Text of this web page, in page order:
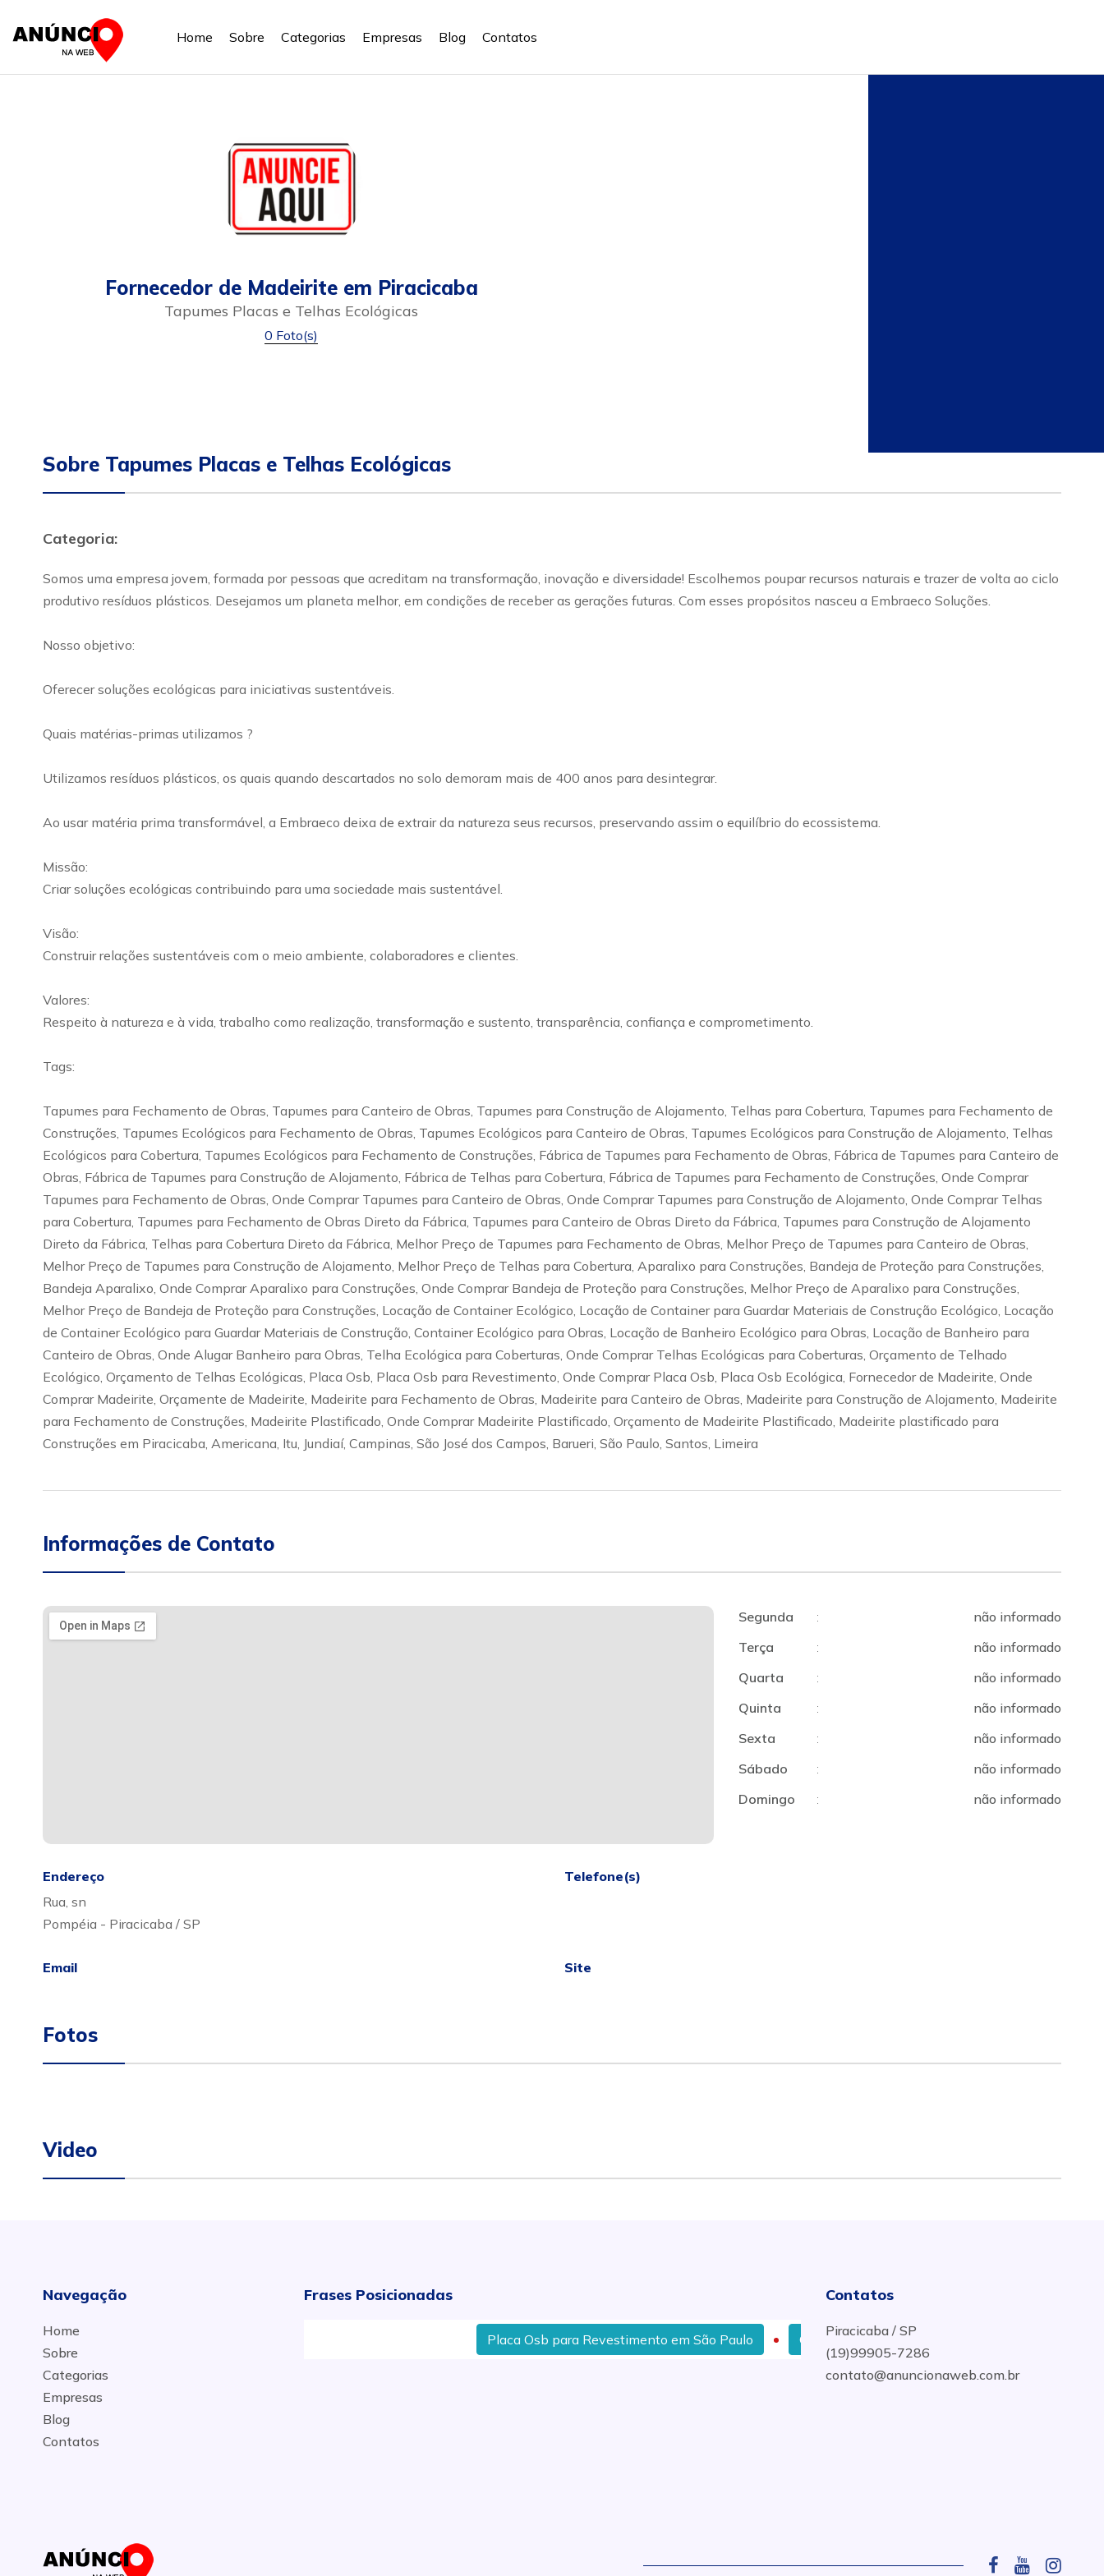
Home Sobre Categorias Empresas Blog Contatos
Fornecedor de Madeirite em Piracicaba
Tapumes Placas e Telhas Ecológicas
0 Foto(s)
Sobre Tapumes Placas e Telhas Ecológicas
Categoria:
Somos uma empresa jovem, formada por pessoas que acreditam na transformação, inovação e diversidade! Escolhemos poupar recursos naturais e trazer de volta ao ciclo
produtivo resíduos plásticos. Desejamos um planeta melhor, em condições de receber as gerações futuras. Com esses propósitos nasceu a Embraeco Soluções.
Nosso objetivo:
Oferecer soluções ecológicas para iniciativas sustentáveis.
Quais matérias-primas utilizamos ?
Utilizamos resíduos plásticos, os quais quando descartados no solo demoram mais de 400 anos para desintegrar.
Ao usar matéria prima transformável, a Embraeco deixa de extrair da natureza seus recursos, preservando assim o equilíbrio do ecossistema.
Missão:
Criar soluções ecológicas contribuindo para uma sociedade mais sustentável.
Visão:
Construir relações sustentáveis com o meio ambiente, colaboradores e clientes.
Valores:
Respeito à natureza e à vida, trabalho como realização, transformação e sustento, transparência, confiança e comprometimento.
Tags:
Tapumes para Fechamento de Obras, Tapumes para Canteiro de Obras, Tapumes para Construção de Alojamento, Telhas para Cobertura, Tapumes para Fechamento de
Construções, Tapumes Ecológicos para Fechamento de Obras, Tapumes Ecológicos para Canteiro de Obras, Tapumes Ecológicos para Construção de Alojamento, Telhas
Ecológicos para Cobertura, Tapumes Ecológicos para Fechamento de Construções, Fábrica de Tapumes para Fechamento de Obras, Fábrica de Tapumes para Canteiro de
Obras, Fábrica de Tapumes para Construção de Alojamento, Fábrica de Telhas para Cobertura, Fábrica de Tapumes para Fechamento de Construções, Onde Comprar
Tapumes para Fechamento de Obras, Onde Comprar Tapumes para Canteiro de Obras, Onde Comprar Tapumes para Construção de Alojamento, Onde Comprar Telhas
para Cobertura, Tapumes para Fechamento de Obras Direto da Fábrica, Tapumes para Canteiro de Obras Direto da Fábrica, Tapumes para Construção de Alojamento
Direto da Fábrica, Telhas para Cobertura Direto da Fábrica, Melhor Preço de Tapumes para Fechamento de Obras, Melhor Preço de Tapumes para Canteiro de Obras,
Melhor Preço de Tapumes para Construção de Alojamento, Melhor Preço de Telhas para Cobertura, Aparalixo para Construções, Bandeja de Proteção para Construções,
Bandeja Aparalixo, Onde Comprar Aparalixo para Construções, Onde Comprar Bandeja de Proteção para Construções, Melhor Preço de Aparalixo para Construções,
Melhor Preço de Bandeja de Proteção para Construções, Locação de Container Ecológico, Locação de Container para Guardar Materiais de Construção Ecológico, Locação
de Container Ecológico para Guardar Materiais de Construção, Container Ecológico para Obras, Locação de Banheiro Ecológico para Obras, Locação de Banheiro para
Canteiro de Obras, Onde Alugar Banheiro para Obras, Telha Ecológica para Coberturas, Onde Comprar Telhas Ecológicas para Coberturas, Orçamento de Telhado
Ecológico, Orçamento de Telhas Ecológicas, Placa Osb, Placa Osb para Revestimento, Onde Comprar Placa Osb, Placa Osb Ecológica, Fornecedor de Madeirite, Onde
Comprar Madeirite, Orçamente de Madeirite, Madeirite para Fechamento de Obras, Madeirite para Canteiro de Obras, Madeirite para Construção de Alojamento, Madeirite
para Fechamento de Construções, Madeirite Plastificado, Onde Comprar Madeirite Plastificado, Orçamento de Madeirite Plastificado, Madeirite plastificado para
Construções em Piracicaba, Americana, Itu, Jundiaí, Campinas, São José dos Campos, Barueri, São Paulo, Santos, Limeira
Informações de Contato
Segunda :
não informado
Terça
:
não informado
Quarta
:
não informado
Quinta
:
não informado
Sexta
:
não informado
Sábado
:
não informado
Domingo
: não informado
Endereço
Rua, sn
Pompéia - Piracicaba / SP
Telefone(s)
Email Site
Fotos
Video
Navegação
Home
Sobre
Categorias
Empresas
Blog
Contatos
Frases Posicionadas
Placa Osb para Revestimento em São Paulo Onde Comprar Tapumes para Fechamento de Obras em
Contatos
Piracicaba / SP
(19)99905-7286
contato@anuncionaweb.com.br